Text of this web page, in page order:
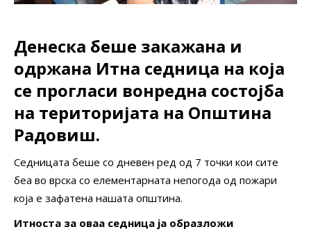
Денеска беше закажана и
одржана Итна седница на која
се прогласи вонредна состојба
на територијата на Општина
Радовиш.
Седницата беше со дневен ред од 7 точки кои сите
беа во врска со елементарната непогода од пожари
која е зафатена нашата општина.
Итноста за оваа седница ја образложи